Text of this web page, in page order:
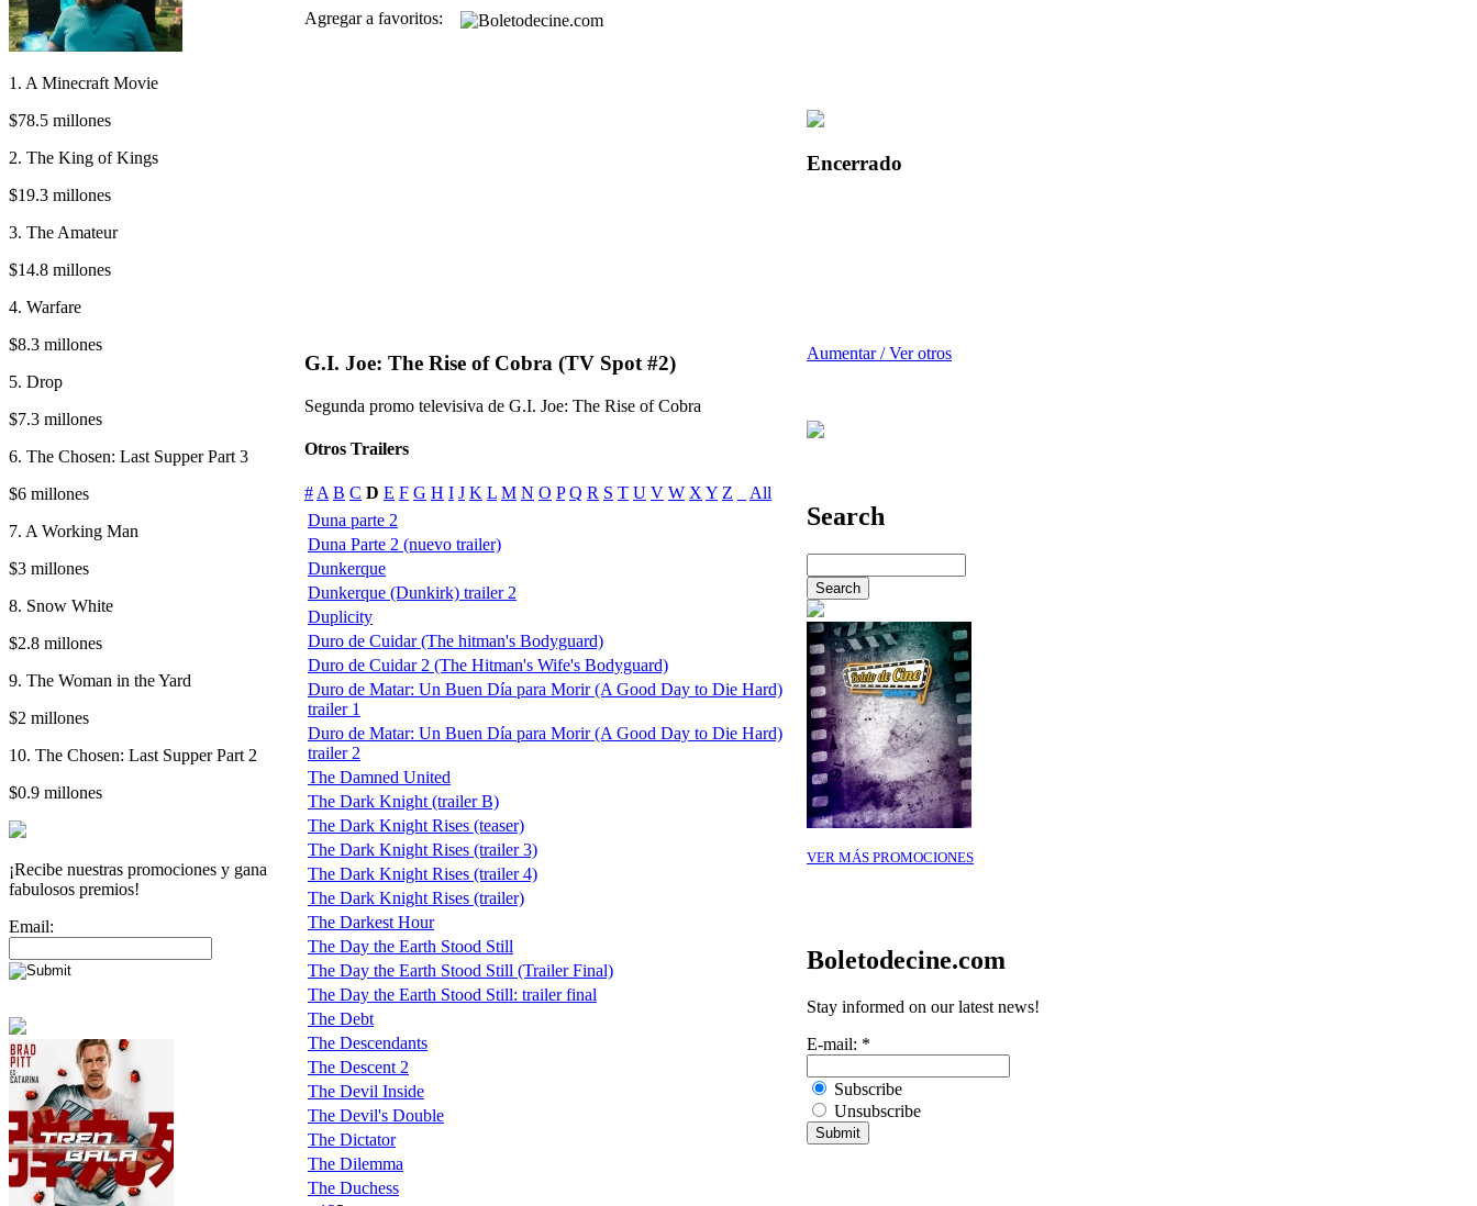
1. A Minecraft Movie
$78.5 millones
2. The King of Kings
$19.3 millones
3. The Amateur
$14.8 millones
4. Warfare
$8.3 millones
5. Drop
$7.3 millones
6. The Chosen: Last Supper Part 3
$6 millones
7. A Working Man
$3 millones
8. Snow White
$2.8 millones
9. The Woman in the Yard
$2 millones
10. The Chosen: Last Supper Part 2
$0.9 millones
¡Recibe nuestras promociones y gana
fabulosos premios!
Email:
Agregar a favoritos:
G.I. Joe: The Rise of Cobra (TV Spot #2)
Segunda promo televisiva de G.I. Joe: The Rise of Cobra
Otros Trailers
# A B C D E F G H I J K L M N O P Q R S T U V W X Y Z
All
Duna parte 2
Duna Parte 2 (nuevo trailer)
Dunkerque
Dunkerque (Dunkirk) trailer 2
Duplicity
Duro de Cuidar (The hitman's Bodyguard)
Duro de Cuidar 2 (The Hitman's Wife's Bodyguard)
Duro de Matar: Un Buen Día para Morir (A Good Day to Die Hard)
trailer 1
Duro de Matar: Un Buen Día para Morir (A Good Day to Die Hard)
trailer 2
The Damned United
The Dark Knight (trailer B)
The Dark Knight Rises (teaser)
The Dark Knight Rises (trailer 3)
The Dark Knight Rises (trailer 4)
The Dark Knight Rises (trailer)
The Darkest Hour
The Day the Earth Stood Still
The Day the Earth Stood Still (Trailer Final)
The Day the Earth Stood Still: trailer final
The Debt
The Descendants
The Descent 2
The Devil Inside
The Devil's Double
The Dictator
The Dilemma
The Duchess
Encerrado
Aumentar / Ver otros
Search
VER MÁS PROMOCIONES
Boletodecine.com
Stay informed on our latest news!
E-mail: *
Subscribe
Unsubscribe